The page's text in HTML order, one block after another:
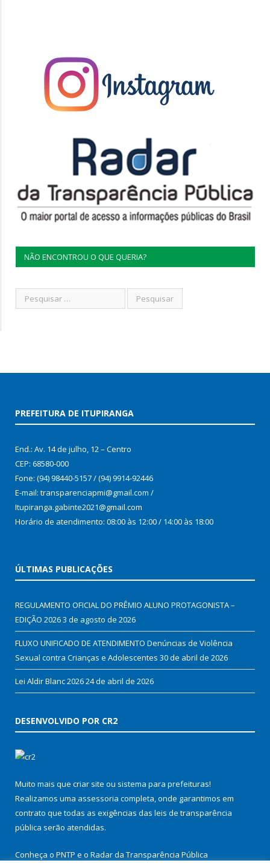
NÃO ENCONTROU O QUE QUERIA?
PREFEITURA DE ITUPIRANGA
End.: Av. 14 de julho, 12 – Centro
CEP: 68580-000
Fone: (94) 98440-5157 / (94) 9914-92446
E-mail: transparenciapmi@gmail.com /
Itupiranga.gabinte2021@gmail.com
Horário de atendimento: 08:00 às 12:00 / 14:00 às 18:00
ÚLTIMAS PUBLICAÇÕES
REGULAMENTO OFICIAL DO PRÊMIO ALUNO PROTAGONISTA –
EDIÇÃO 20263 de agosto de 2026
FLUXO UNIFICADO DE ATENDIMENTO Denúncias de Violência
Sexual contra Crianças e Adolescentes 30 de abril de 2026
Lei Aldir Blanc 202624 de abril de 2026
DESENVOLVIDO POR CR2
Muito mais que criar site ou sistema para prefeituras!
Realizamos uma assessoria completa, onde garantimos em
contrato que todas as exigências das leis de transparência
pública serão atendidas.
Conheça o PNTP e o Radar da Transparência Pública